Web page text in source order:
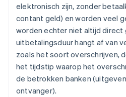
elektronisch zijn, zonder
contant geld) en worden veel
worden echter niet altijd direct
uitbetalingsduur hangt af van
zoals het soort overschrijven,
het tijdstip waarop het
de betrokken banken
ontvanger).